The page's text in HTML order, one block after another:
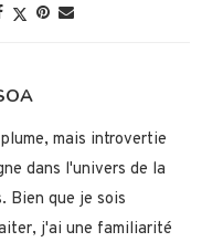
mais introvertie
dans l'univers de la
Bien que je sois
j'ai une familiarité